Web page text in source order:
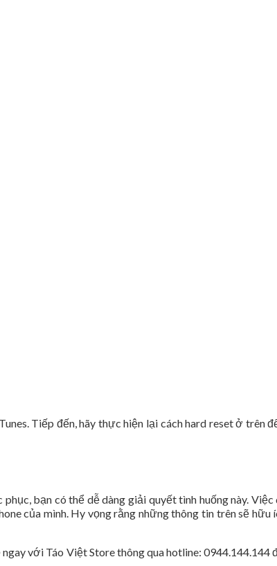
Tiếp đến, hãy thực hiện lại cách hard reset ở trên
bạn có thể dễ dàng giải quyết tình huống này.
của mình. Hy vọng rằng những thông tin trên sẽ hữu
ngay với Táo Việt Store thông qua hotline: